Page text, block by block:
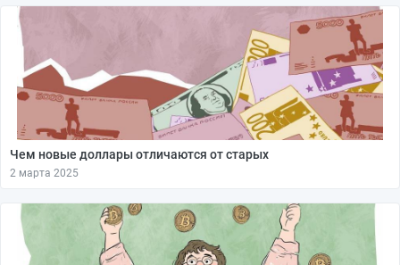
Чем новые доллары отличаются от старых
2 марта 2025